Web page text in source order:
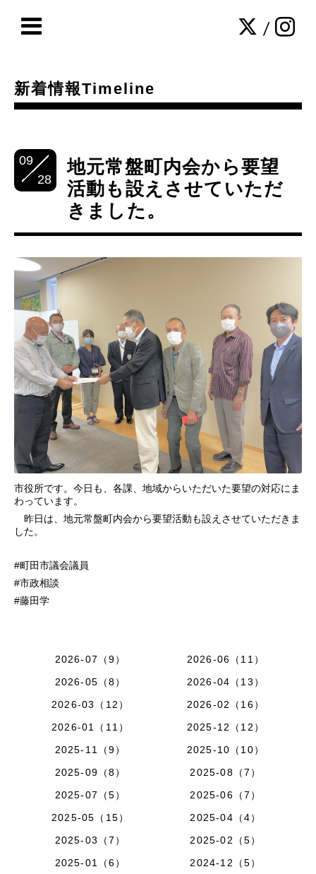
/
新着情報Timeline
09
28
地元常盤町内会から要望
活動も設えさせていただ
きました。
市役所です。今日も、各課、地域からいただいた要望の対応にま
わっています。
昨日は、地元常盤町内会から要望活動も設えさせていただきま
した。
#町田市議会議員
#市政相談
#藤田学
2026-07（9）
2026-06（11）
2026-05（8）
2026-04（13）
2026-03（12）
2026-02（16）
2026-01（11）
2025-12（12）
2025-11（9）
2025-10（10）
2025-09（8）
2025-08（7）
2025-07（5）
2025-06（7）
2025-05（15）
2025-04（4）
2025-03（7）
2025-02（5）
2025-01（6）
2024-12（5）